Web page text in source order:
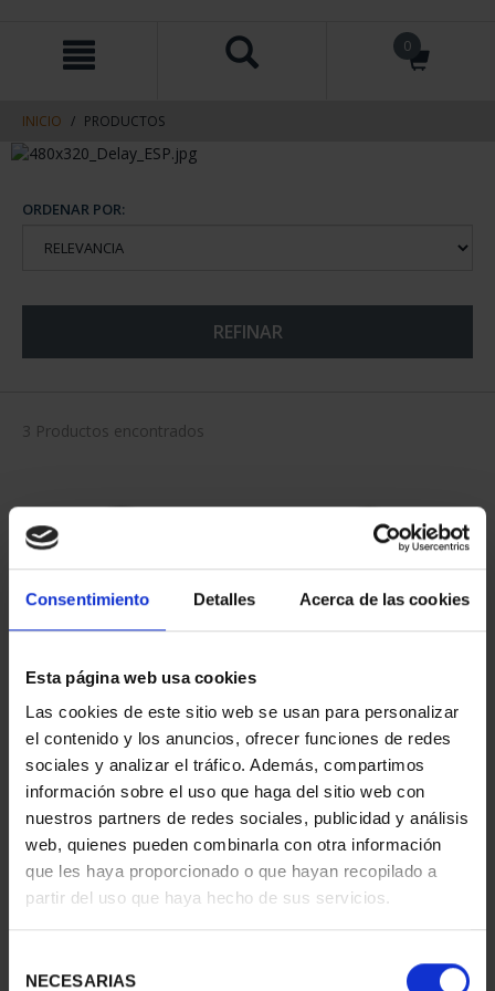
Consentimiento Detalles Acerca de las cookies
Esta página web usa cookies
Las cookies de este sitio web se usan para personalizar
el contenido y los anuncios, ofrecer funciones de redes
sociales y analizar el tráfico. Además, compartimos
información sobre el uso que haga del sitio web con
nuestros partners de redes sociales, publicidad y análisis
web, quienes pueden combinarla con otra información
que les haya proporcionado o que hayan recopilado a
partir del uso que haya hecho de sus servicios.
NECESARIAS
contenido
navegacin
0
INICIO PRODUCTOS
ORDENAR POR:
REFINAR
3 Productos encontrados
CAPITALES ESPAÑOLAS
- CUENCA
73,00 €
CAPITALES ESPAÑOLAS
- GUADALAJARA
73,00 €